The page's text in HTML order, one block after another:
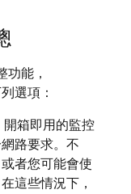
功能，
選項：
開箱即用的監控
路要求。不
者您可能會使
這些情況下，